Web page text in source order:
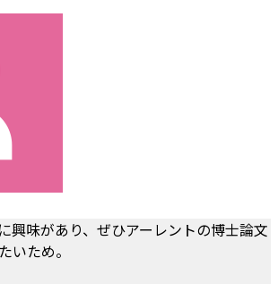
興味があり、ぜひアーレントの博士論文
いため。